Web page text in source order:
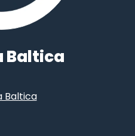
Baltica
Baltica